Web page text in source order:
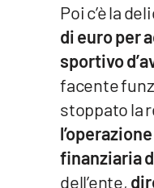
Cosenzachannel.it
Catanzarochannel.it
Poi c’è la
di euro per
sportivo
facente
stoppato la
finanziaria
dell’ente,